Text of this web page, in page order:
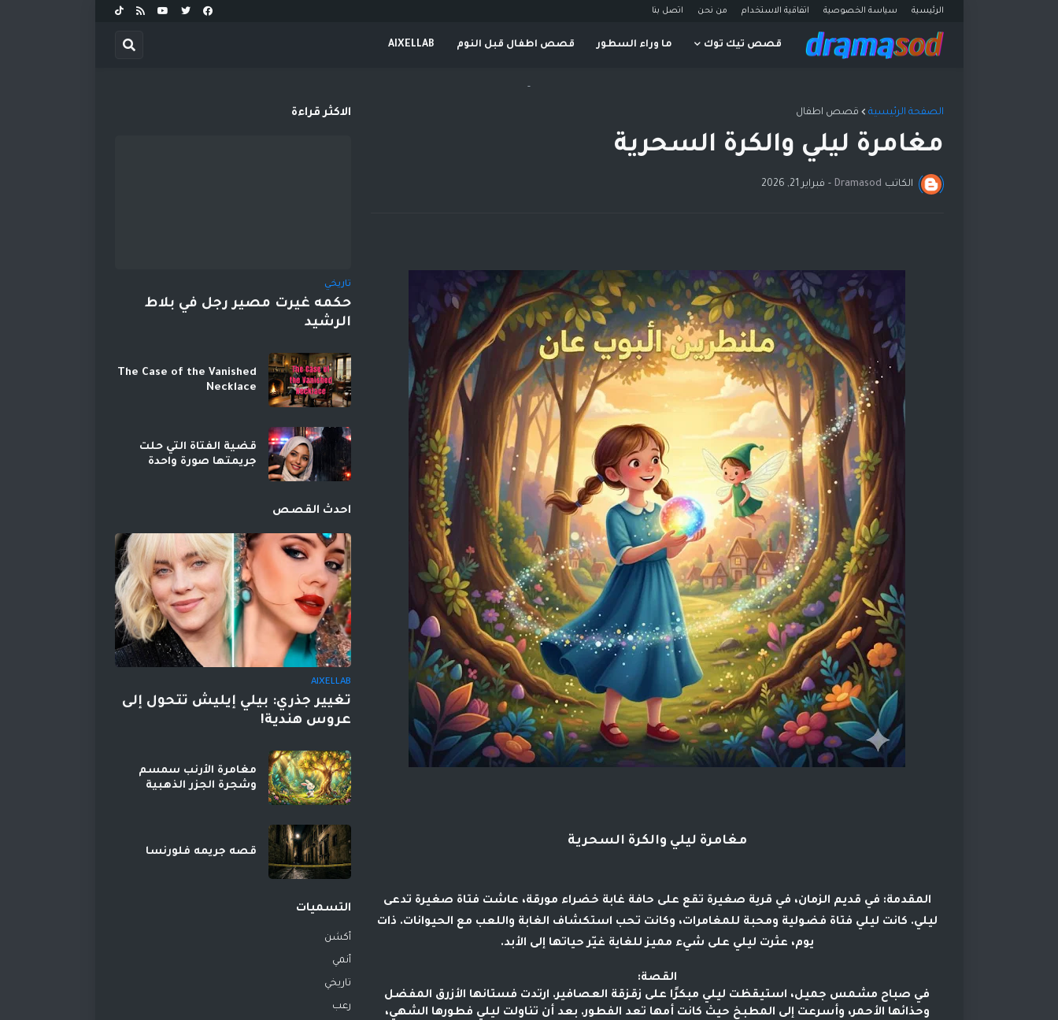
الرئيسية سياسة الخصوصية اتفاقية الاستخدام من نحن اتصل بنا
قصص تيك توك ما وراء السطور قصص اطفال قبل النوم AIXELLAB
-
الصفحة الرئيسية قصص اطفال
مغامرة ليلي والكرة السحرية
الكاتب Dramasod
- فبراير 21, 2026
مغامرة ليلي والكرة السحرية
المقدمة: في قديم الزمان، في قرية صغيرة تقع على حافة غابة خضراء مورقة، عاشت فتاة صغيرة تدعى
ليلي. كانت ليلي فتاة فضولية ومحبة للمغامرات، وكانت تحب استكشاف الغابة واللعب مع الحيوانات. ذات
يوم، عثرت ليلي على شيء مميز للغاية غيّر حياتها إلى الأبد.
القصة:
في صباح مشمس جميل، استيقظت ليلي مبكرًا على زقزقة العصافير. ارتدت فستانها الأزرق المفضل
وحذائها الأحمر، وأسرعت إلى المطبخ حيث كانت أمها تعد الفطور. بعد أن تناولت ليلي فطورها الشهي،
الاكثر قراءة
تاريخي
حكمه غيرت مصير رجل في بلاط
الرشيد
The Case of the Vanished
Necklace
قضية الفتاة التي حلت
جريمتها صورة واحدة
احدث القصص
AIXELLAB
تغيير جذري: بيلي إيليش تتحول إلى
عروس هندية!
مغامرة الأرنب سمسم
وشجرة الجزر الذهبية
قصه جريمه فلورنسا
التسميات
أكشن
أنمي
تاريخي
رعب